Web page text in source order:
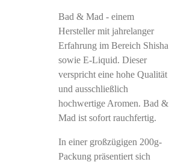
Bad & Mad - einem
Hersteller mit jahrelanger
Erfahrung im Bereich Shisha
sowie E-Liquid. Dieser
verspricht eine hohe Qualität
und ausschließlich
hochwertige Aromen. Bad &
Mad ist sofort rauchfertig.
In einer großzügigen 200g-
Packung präsentiert sich